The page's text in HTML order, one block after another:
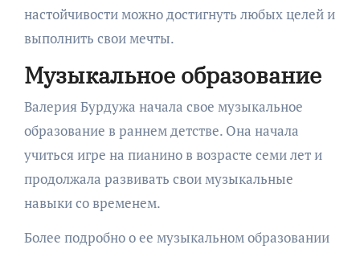
настойчивости можно достигнуть любых целей и
выполнить свои мечты.
Музыкальное образование
Валерия Бурдужа начала свое музыкальное
образование в раннем детстве. Она начала
учиться игре на пианино в возрасте семи лет и
продолжала развивать свои музыкальные
навыки со временем.
Более подробно о ее музыкальном образовании